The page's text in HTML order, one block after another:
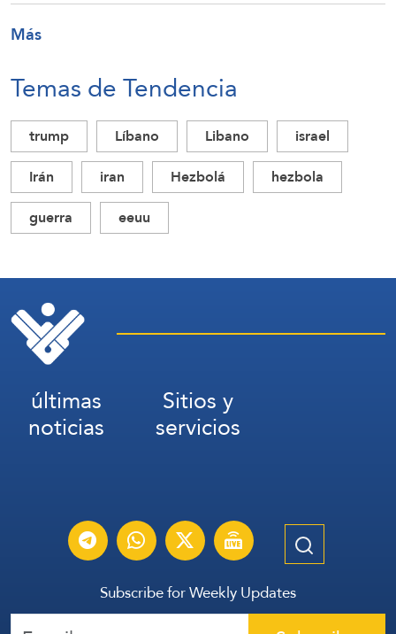
Más
Temas de Tendencia
trump Líbano Libano
israel
Irán
iran Hezbolá
hezbola
guerra
eeuu
últimas
noticias
Sitios y
servicios
Subscribe for Weekly Updates